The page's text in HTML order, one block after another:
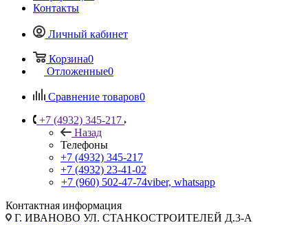
Контакты
Личный кабинет
Корзина0
Отложенные0
Сравнение товаров0
+7 (4932) 345-217
Назад
Телефоны
+7 (4932) 345-217
+7 (4932) 23-41-02
+7 (960) 502-47-74viber, whatsapp
Контактная информация
Г. ИВАНОВО УЛ. СТАНКОСТРОИТЕЛЕЙ Д.3-А